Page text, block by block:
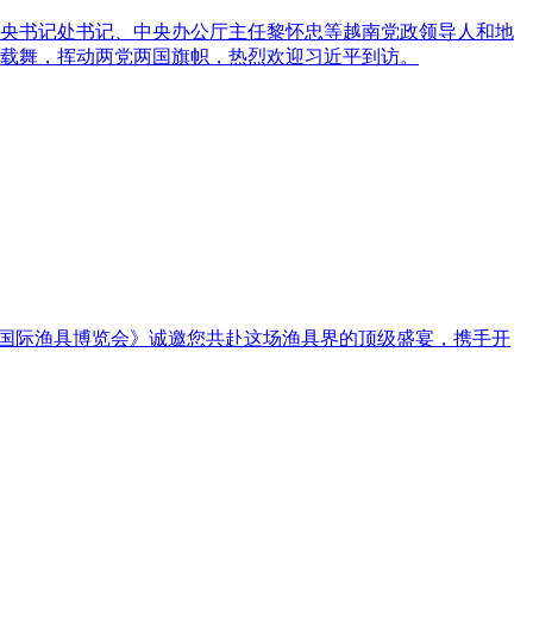
书记处书记、中央办公厅主任黎怀忠等越南党政领导人和地
，挥动两党两国旗帜，热烈欢迎习近平到访。
际渔具博览会》诚邀您共赴这场渔具界的顶级盛宴，携手开